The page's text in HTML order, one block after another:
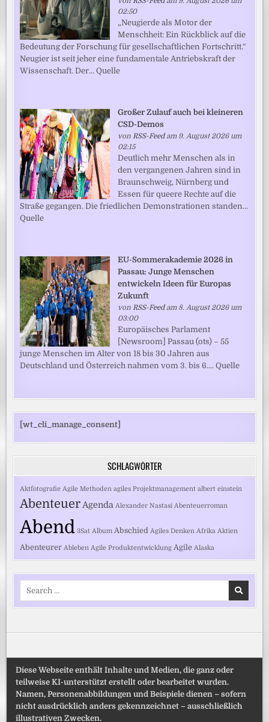
02:50
„Neugierde als Motor der
Menschheit: Ein Rückblick auf die
Bedeutung der Forschung für gesellschaftlichen Fortschritt.“
Neugier ist seit jeher eine fundamentale Antriebskraft der
Wissenschaft. Der... Quelle
Großer Zulauf auch bei kleineren
CSD-Demos
von RSS-Feedam 9. August 2026 um
02:15
Deutlich mehr Menschen als in
den vergangenen Jahren sind in
Braunschweig, Nürnberg und
Essen für queere Rechte auf die
Straße gegangen. Die friedlichen Demonstrationen standen...
Quelle
EU-Sommerakademie 2026 in
Passau: Junge Menschen
entwickeln Ideen für Europas
Zukunft
vonRSS-Feedam 8. August 2026 um
03:00
Europäisches Parlament
[Newsroom] Passau (ots) – 55
junge Menschen im Alter von 18 bis 30 Jahren aus
Deutschland und Österreich nahmen vom 3. bis 6.... Quelle
[wt_cli_manage_consent]
SCHLAGWÖRTER
Aktfotografie Agile Methoden agiles Projektmanagement albert einstein
Abenteuer Agenda Alexander Nastasi Abenteuerroman
Abend 3Sat Album Abschied Agiles Denken Afrika Aktien
Abenteurer Ableben Agile Produktentwicklung Agile Alaska
Search
Diese Webseite enthält Inhalte und Medien, die ganz oder
teilweise KI-unterstützt erstellt oder bearbeitet wurden.
Namen, Personenabbildungen und Beispiele dienen – sofern
nicht ausdrücklich anders gekennzeichnet – ausschließlich
illustrativen Zwecken.